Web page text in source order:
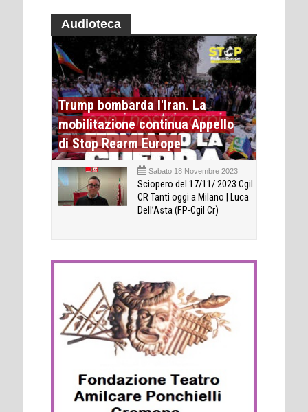
Audioteca
Trump bombarda l'Iran. La
mobilitazione continua Appello
di Stop Rearm Europe
Sabato 18 Novembre 2023
Sciopero del 17/11/ 2023 Cgil
CR Tanti oggi a Milano | Luca
Dell’Asta (FP-Cgil Cr)